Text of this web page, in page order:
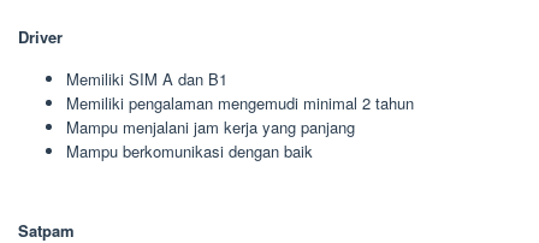
Driver
Memiliki SIM A dan B1
Memiliki pengalaman mengemudi minimal 2 tahun
Mampu menjalani jam kerja yang panjang
Mampu berkomunikasi dengan baik
Satpam